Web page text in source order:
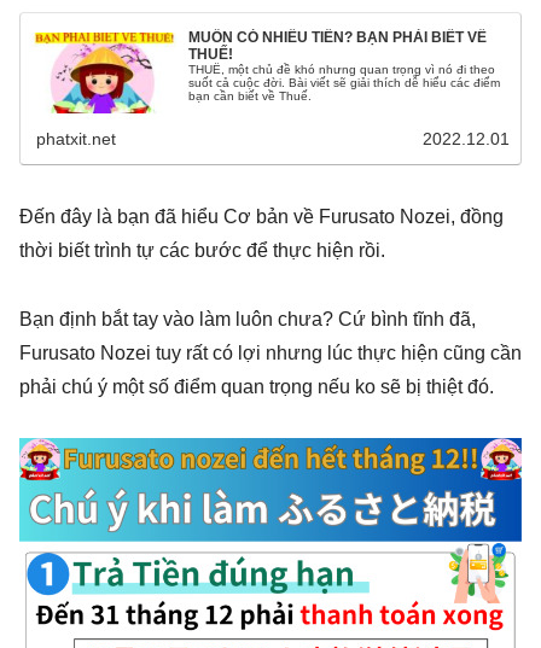
MUỐN CÓ NHIỀU TIỀN? BẠN PHẢI BIẾT VỀ
THUẾ!
THUẾ, một chủ đề khó nhưng quan trọng vì nó đi theo
suốt cả cuộc đời. Bài viết sẽ giải thích dễ hiểu các điểm
bạn cần biết về Thuế.
phatxit.net 2022.12.01
Đến đây là bạn đã hiểu Cơ bản về Furusato Nozei, đồng
thời biết trình tự các bước để thực hiện rồi.
Bạn định bắt tay vào làm luôn chưa? Cứ bình tĩnh đã,
Furusato Nozei tuy rất có lợi nhưng lúc thực hiện cũng cần
phải chú ý một số điểm quan trọng nếu ko sẽ bị thiệt đó.